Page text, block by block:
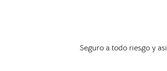
Seguro a todo riesgo y